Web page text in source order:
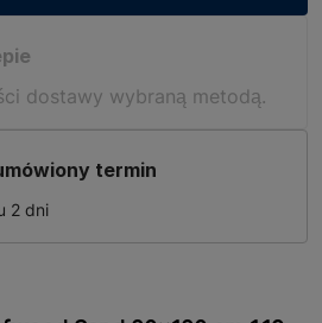
dostawy wybraną metodą.
termin
2 dni